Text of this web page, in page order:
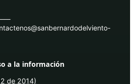
a la información
de 2014)